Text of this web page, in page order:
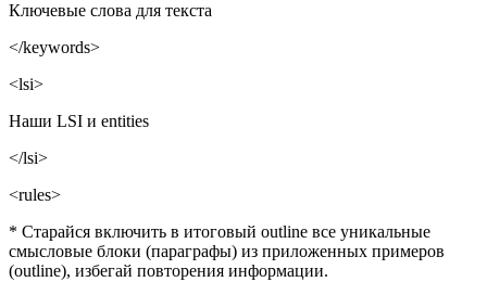
Ключевые слова для текста
</keywords>
<lsi>
Наши LSI и entities
</lsi>
<rules>
* Старайся включить в итоговый outline все уникальные
смысловые блоки (параграфы) из приложенных примеров
(outline), избегай повторения информации.